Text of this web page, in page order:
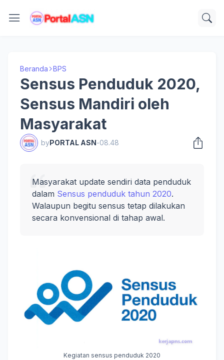
Beranda BPS
Sensus Penduduk 2020,
Sensus Mandiri oleh
Masyarakat
byPORTAL ASN-08.48
Masyarakat update sendiri data penduduk
dalam Sensus penduduk tahun 2020.
Walaupun begitu sensus tetap dilakukan
secara konvensional di tahap awal.
Kegiatan sensus penduduk 2020